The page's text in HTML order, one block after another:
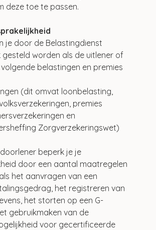
deze toe te passen.
je door de Belastingdienst
gesteld worden als de uitlener of
belastingen en premies
(dit omvat loonbelasting,
premies
en
Zorgverzekeringswet)
beperk je je
door een aantal maatregelen
het aanvragen van een
het registreren van
het storten op een G-
gebruikmaken van de
voor gecertificeerde